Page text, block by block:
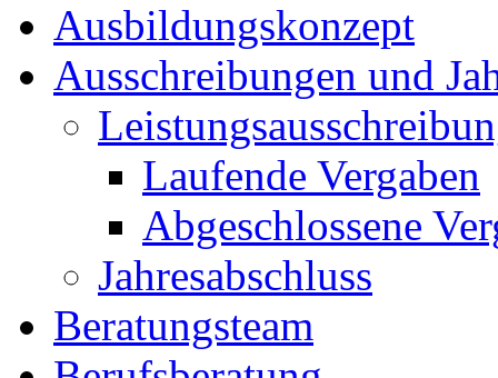
Ausbildungskonzept
Ausschreibungen und
Laufende Vergaben
Abgeschlossene
Jahresabschluss
Beratungsteam